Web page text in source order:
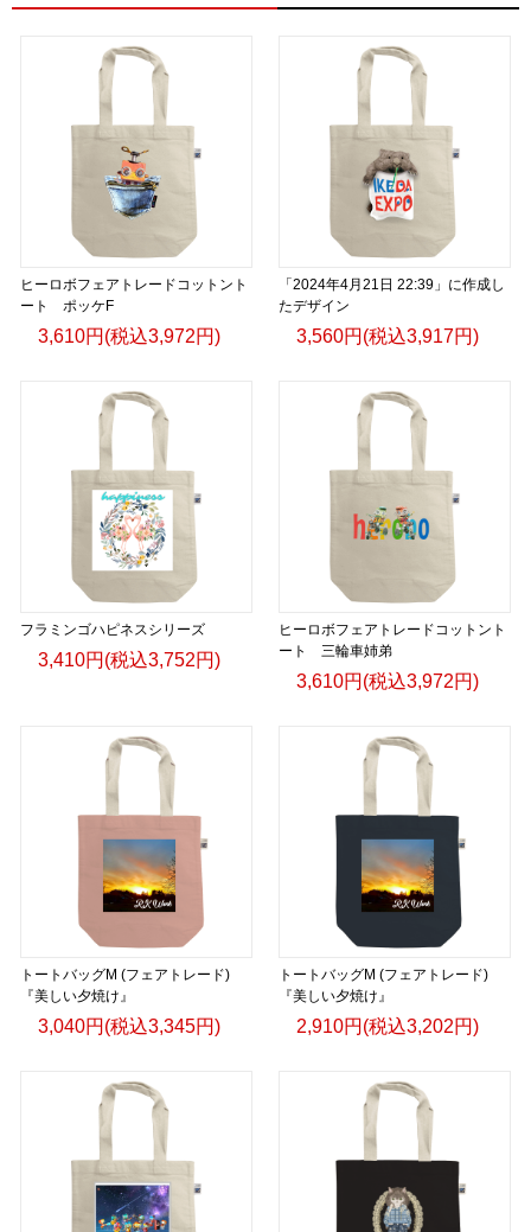
ヒーロボフェアトレードコットント
ート ポッケF
3,610円(税込3,972円)
「2024年4月21日 22:39」に作成し
たデザイン
3,560円(税込3,917円)
フラミンゴハピネスシリーズ
3,410円(税込3,752円)
ヒーロボフェアトレードコットント
ート 三輪車姉弟
3,610円(税込3,972円)
トートバッグM (フェアトレード)
『美しい夕焼け』
3,040円(税込3,345円)
トートバッグM (フェアトレード)
『美しい夕焼け』
2,910円(税込3,202円)